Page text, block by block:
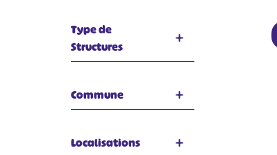
Type de
Structures
Commune
Localisations